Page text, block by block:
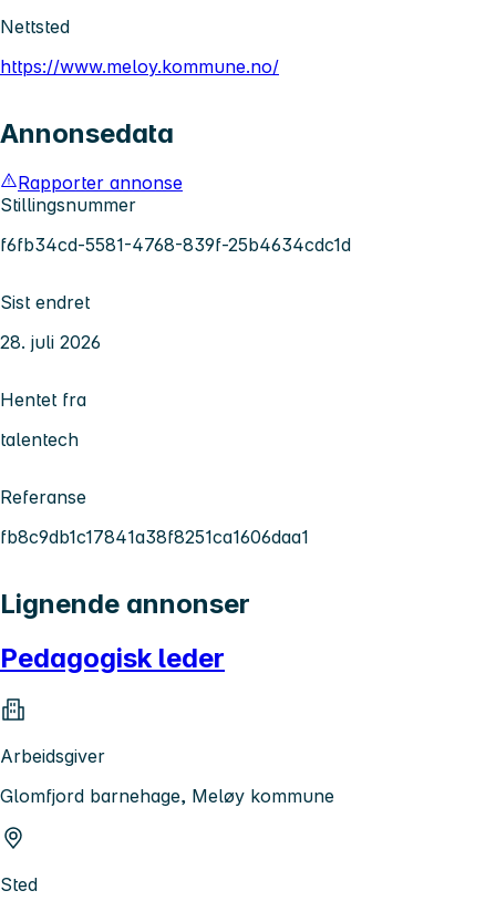
Nettsted
https://www.meloy.kommune.no/
Annonsedata
Rapporter annonse
Stillingsnummer
f6fb34cd-5581-4768-839f-25b4634cdc1d
Sist endret
28. juli 2026
Hentet fra
talentech
Referanse
fb8c9db1c17841a38f8251ca1606daa1
Lignende annonser
Pedagogisk leder
Arbeidsgiver
Glomfjord barnehage, Meløy kommune
Sted